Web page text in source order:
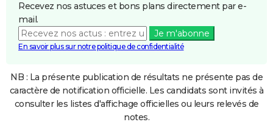
Recevez nos astuces et bons plans directement par e-
mail.
Je m'abonne
En savoir plus sur notre politique de confidentialité
NB : La présente publication de résultats ne présente pas de
caractère de notification officielle. Les candidats sont invités à
consulter les listes d'affichage officielles ou leurs relevés de
notes.